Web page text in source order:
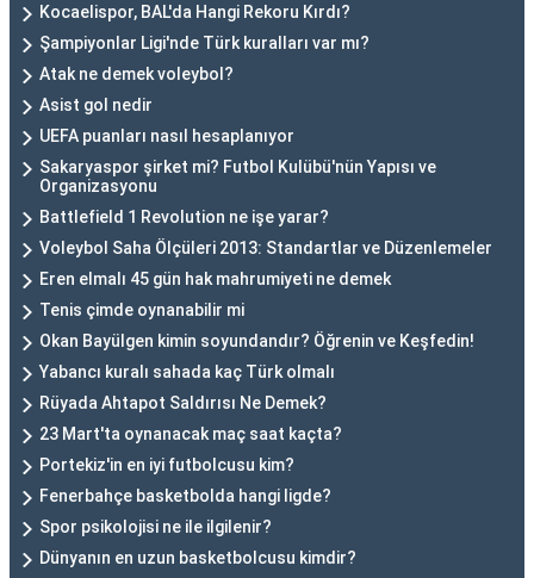
Kocaelispor, BAL'da Hangi Rekoru Kırdı?
Şampiyonlar Ligi'nde Türk kuralları var mı?
Atak ne demek voleybol?
Asist gol nedir
UEFA puanları nasıl hesaplanıyor
Sakaryaspor şirket mi? Futbol Kulübü'nün Yapısı ve
Organizasyonu
Battlefield 1 Revolution ne işe yarar?
Voleybol Saha Ölçüleri 2013: Standartlar ve Düzenlemeler
Eren elmalı 45 gün hak mahrumiyeti ne demek
Tenis çimde oynanabilir mi
Okan Bayülgen kimin soyundandır? Öğrenin ve Keşfedin!
Yabancı kuralı sahada kaç Türk olmalı
Rüyada Ahtapot Saldırısı Ne Demek?
23 Mart'ta oynanacak maç saat kaçta?
Portekiz'in en iyi futbolcusu kim?
Fenerbahçe basketbolda hangi ligde?
Spor psikolojisi ne ile ilgilenir?
Dünyanın en uzun basketbolcusu kimdir?